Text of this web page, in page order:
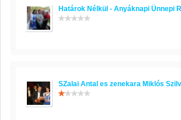
Határok Nélkül - Anyáknapi Ünnepi
SZalai Antal es zenekara Miklós